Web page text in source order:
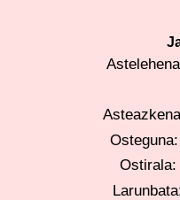
Ostirala: